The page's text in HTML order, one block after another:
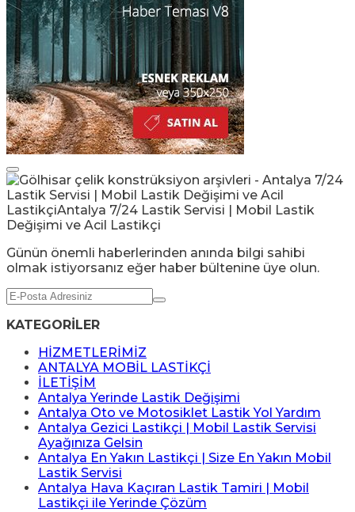
Günün önemli haberlerinden anında bilgi sahibi
olmak istiyorsanız eğer haber bültenine üye olun.
KATEGORİLER
HİZMETLERİMİZ
ANTALYA MOBİL LASTİKÇİ
İLETİŞİM
Antalya Yerinde Lastik Değişimi
Antalya Oto ve Motosiklet Lastik Yol Yardım
Antalya Gezici Lastikçi | Mobil Lastik Servisi
Ayağınıza Gelsin
Antalya En Yakın Lastikçi | Size En Yakın Mobil
Lastik Servisi
Antalya Hava Kaçıran Lastik Tamiri | Mobil
Lastikçi ile Yerinde Çözüm